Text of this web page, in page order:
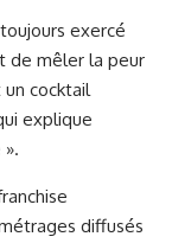
exercé
de mêler la peur
cocktail
explique
diffusés